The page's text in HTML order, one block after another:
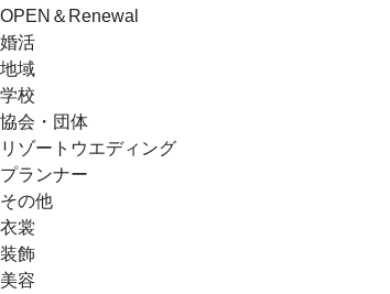
OPEN＆Renewal
婚活
地域
学校
協会・団体
リゾートウエディング
プランナー
その他
衣裳
装飾
美容